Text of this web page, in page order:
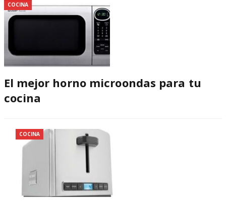
COCINA
El mejor horno microondas para tu
cocina
COCINA